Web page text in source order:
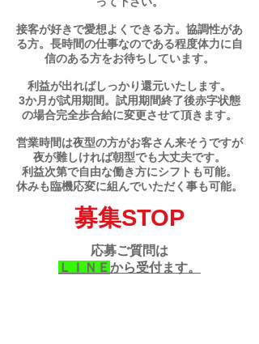
接客が好きで愛想よくできる方。協調性があ
る方。長時間の仕事なのである程度体力に自
信のある方をお待ちしています。
利益が出ればしっかり還元いたします。
​3か月が試用期間。試用期間終了後赤字状態
の場合完全歩合給に変更させて頂きます。
営業時間は夜型の方がお客さん来そうですが
夜が難しければ朝型でも大丈夫です。
利益次第で自由な働き方にシフトも可能。
​休みも臨機応変に組んでいただく事も可能。
募集STOP
応募ご質問は
ＬＩＮＥから受付ます。